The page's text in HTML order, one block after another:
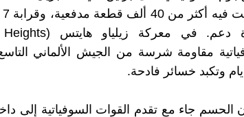
مقاومة شرسة من الجيش الألماني
وتكبد خسائر فادحة.
الحسم جاء مع تقدم القوات السوفياتية إلى